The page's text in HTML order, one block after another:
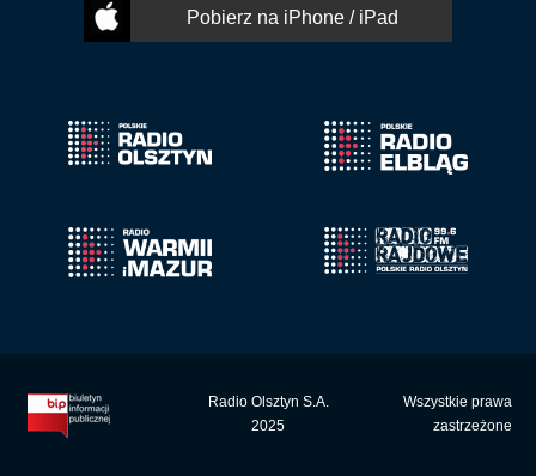
Pobierz na iPhone / iPad
Radio Olsztyn S.A.
2025
Wszystkie prawa
zastrzeżone